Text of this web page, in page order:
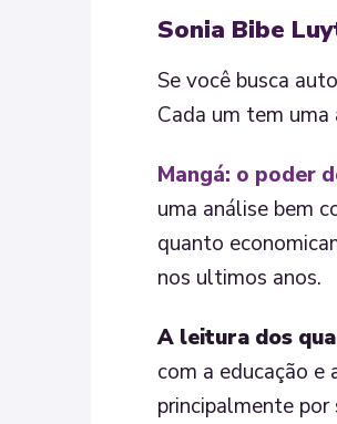
Sonia Bibe
Se você busca
Cada um tem
Mangá: o poder
uma análise bem
quanto
nos ultimos anos.
A leitura dos
com a educação
principalmente